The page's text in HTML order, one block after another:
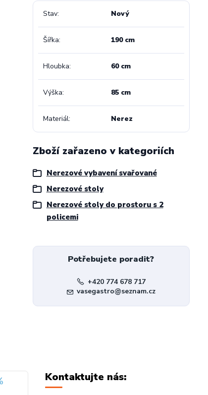
Stav Nový
Šířka 190 cm
Hloubka 60 cm
Výška 85 cm
Materiál Nerez
Zboží zařazeno v kategoriích
Nerezové vybavení svařované
Nerezové stoly
Nerezové stoly do prostoru s 2
policemi
Potřebujete poradit?
+420 774 678 717
vasegastro@seznam.cz
Kontaktujte nás: